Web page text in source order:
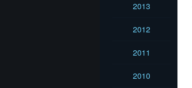
2013
2012
2011
2010